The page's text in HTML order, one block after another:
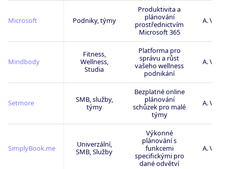
Microsoft Podniky, týmy
Produktivita a
plánování
prostřednictvím
Microsoft 365
A.
Mindbody
Fitness,
Wellness,
Studia
Platforma pro
správu a růst
vašeho wellness
podnikání
A.
Setmore
SMB, služby,
týmy
Bezplatné online
plánování
schůzek pro malé
týmy
A.
SimplyBook.me
Univerzální,
SMB, Služby
Výkonné
plánování s
funkcemi
specifickými pro
dané odvětví
A.